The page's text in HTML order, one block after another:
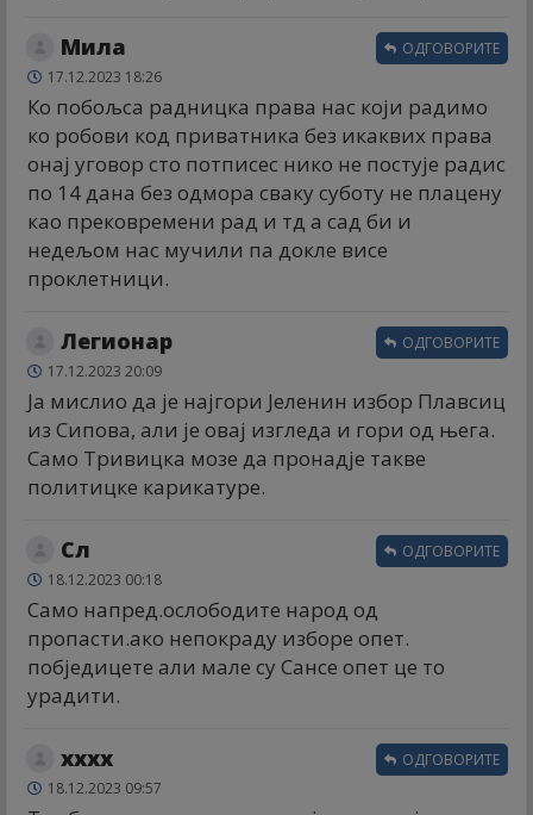
Мила
17.12.2023 18:26
Ко побољса радницка права нас који радимо
ко робови код приватника без икаквих права
онај уговор сто потписес нико не постује радис
по 14 дана без одмора сваку суботу не плацену
као прековремени рад и тд а сад би и
недељом нас мучили па докле висе
проклетници.
ОДГОВОРИТЕ
Легионар
17.12.2023 20:09
Ја мислио да је најгори Јеленин избор Плавсиц
из Сипова, али је овај изгледа и гори од њега.
Само Тривицка мозе да пронадје такве
политицке карикатуре.
ОДГОВОРИТЕ
Сл
18.12.2023 00:18
Само напред.ослободите народ од
пропасти.ако непокраду изборе опет.
побједицете али мале су Сансе опет це то
урадити.
ОДГОВОРИТЕ
xxxx
18.12.2023 09:57
ОДГОВОРИТЕ